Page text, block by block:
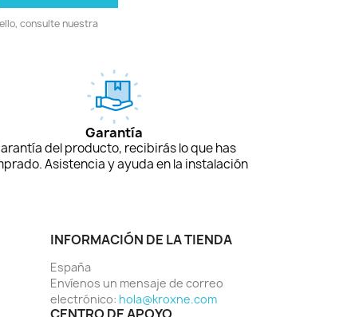
consulte nuestra
Garantía
del producto, recibirás lo que has
Asistencia y ayuda en la instalación
INFORMACIÓN DE LA TIENDA
España
Envíenos un mensaje de correo
electrónico: hola@kroxne.com
CENTRO DE APOYO